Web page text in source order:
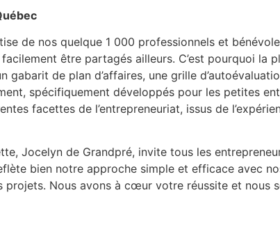
de nos quelque 1 000 professionnels et
être partagés ailleurs. C’est pourquoi la
gabarit de plan d’affaires, une grille
spécifiquement développés pour les petites
facettes de l’entrepreneuriat, issus de
Jocelyn de Grandpré, invite tous les
bien notre approche simple et efficace avec
Nous avons à cœur votre réussite et nous